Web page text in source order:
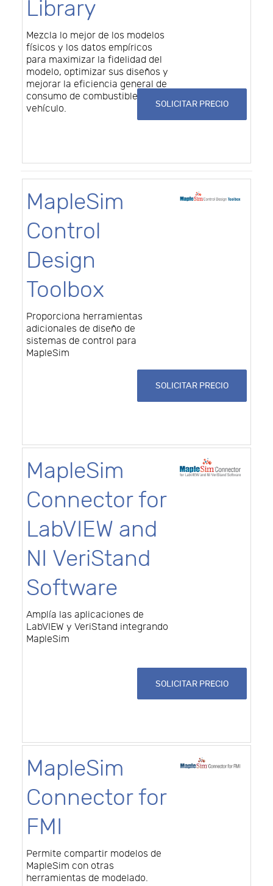
Library
Mezcla lo mejor de los modelos
físicos y los datos empíricos
para maximizar la fidelidad del
modelo, optimizar sus diseños y
mejorar la eficiencia general de
consumo de combustible del
vehículo.
SOLICITAR PRECIO
MapleSim
Control
Design
Toolbox
Proporciona herramientas
adicionales de diseño de
sistemas de control para
MapleSim
SOLICITAR PRECIO
MapleSim
Connector for
LabVIEW and
NI VeriStand
Software
Amplía las aplicaciones de
LabVIEW y VeriStand integrando
MapleSim
SOLICITAR PRECIO
MapleSim
Connector for
FMI
Permite compartir modelos de
MapleSim con otras
herramientas de modelado.